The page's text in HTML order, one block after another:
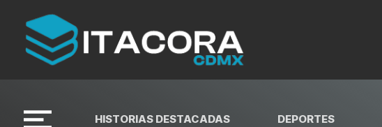
HISTORIAS DESTACADAS DEPORTES